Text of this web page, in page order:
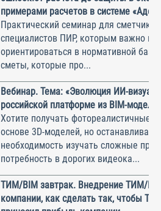
примерами расчетов в системе
Практический семинар для
специалистов ПИР, которым важно не
ориентироваться в нормативной
сметы, которые про...
Вебинар. Тема: «Эволюция ИИ-
российской платформе из BIM-модели»
Хотите получать фотореалистичные
основе 3D-моделей, но останавливают
необходимость изучать сложные
потребность в дорогих видеока...
ТИМ/BIM завтрак. Внедрение ТИМ/
компании, как сделать так, чтобы